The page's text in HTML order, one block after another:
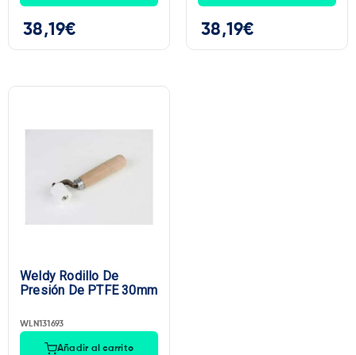
38,19€ 38,19€
Weldy Rodillo De
Presión De PTFE 30mm
WLN131693
Añadir al carrito